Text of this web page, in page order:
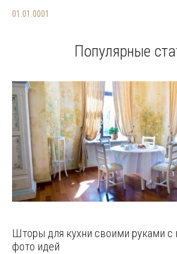
01.01.0001
Популярные
Шторы для кухни своими руками
фото идей